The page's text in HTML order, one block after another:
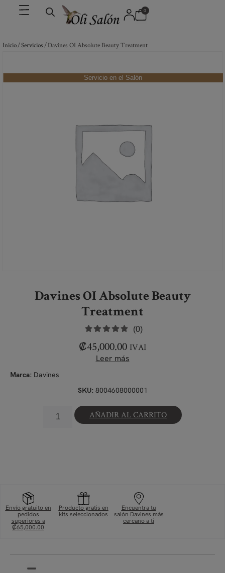
0
Inicio/Servicios/ Davines OI Absolute Beauty Treatment
Servicio en el Salón
Davines OI Absolute Beauty
Treatment
(0)
₡45,000.00 IVAI
Leer más
Marca: Davines
SKU: 8004608000001
AÑADIR AL CARRITO
Envío gratuito en
pedidos
superiores a
₡65,000.00
Producto gratis en
kits seleccionados
Encuentra tu
salón Davines más
cercano a ti